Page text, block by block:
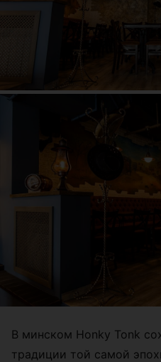
В минском Honky Tonk
традиции той самой